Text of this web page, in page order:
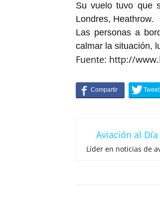
Su vuelo tuvo que
Londres, Heathrow.
Las personas a
calmar la situación,
Fuente: http://
Aviación al Día
Líder en noticias de